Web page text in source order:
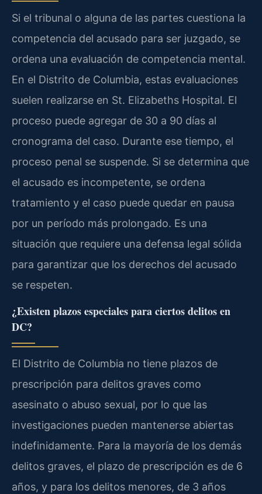
Si el tribunal o alguna de las partes cuestiona la
competencia del acusado para ser juzgado, se
ordena una evaluación de competencia mental.
En el Distrito de Columbia, estas evaluaciones
suelen realizarse en St. Elizabeths Hospital. El
proceso puede agregar de 30 a 90 días al
cronograma del caso. Durante ese tiempo, el
proceso penal se suspende. Si se determina que
el acusado es incompetente, se ordena
tratamiento y el caso puede quedar en pausa
por un período más prolongado. Es una
situación que requiere una defensa legal sólida
para garantizar que los derechos del acusado
se respeten.
¿Existen plazos especiales para ciertos delitos en
DC?
El Distrito de Columbia no tiene plazos de
prescripción para delitos graves como
asesinato o abuso sexual, por lo que las
investigaciones pueden mantenerse abiertas
indefinidamente. Para la mayoría de los demás
delitos graves, el plazo de prescripción es de 6
años, y para los delitos menores, de 3 años